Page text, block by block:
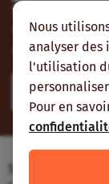
Nous
analyser des
l'utilisation
Pour en
Suivez-nous
Vous pouvez
suivre sur les
Site web réalisé